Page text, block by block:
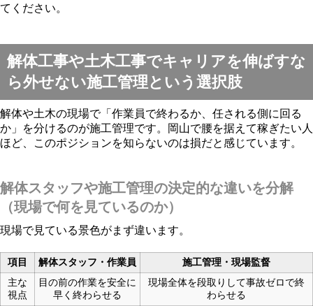
てください。
解体工事や土木工事でキャリアを伸ばすな
ら外せない施工管理という選択肢
解体や土木の現場で「作業員で終わるか、任される側に回る
か」を分けるのが施工管理です。岡山で腰を据えて稼ぎたい人
ほど、このポジションを知らないのは損だと感じています。
解体スタッフや施工管理の決定的な違いを分解
（現場で何を見ているのか）
現場で見ている景色がまず違います。
項目 解体スタッフ・作業員
施工管理・現場監督
主な
視点
目の前の作業を安全に
早く終わらせる
現場全体を段取りして事故ゼロで終
わらせる